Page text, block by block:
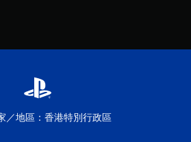
／地區：香港特別行政區